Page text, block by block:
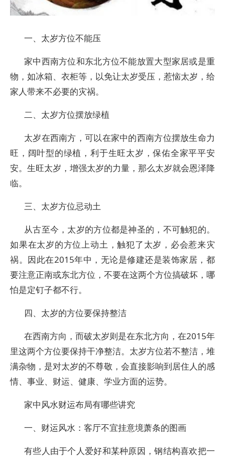
一、太岁方位不能压
家中西南方位和东北方位不能放置大型家居或是重
物，如冰箱、衣柜等，以免让太岁受压，惹恼太岁，给
家人带来不必要的灾祸。
二、太岁方位摆放绿植
太岁在西南方，可以在家中的西南方位摆放生命力
旺，阔叶型的绿植，利于生旺太岁，保佑全家平平安
安。生旺太岁，增强太岁的力量，那么太岁就会恩泽降
临。
三、太岁方位忌动土
从古至今，太岁的方位都是神圣的，不可触犯的。
如果在太岁的方位上动土，触犯了太岁，必会惹来灾
祸。因此在2015年中，无论是修建还是装饰家居，都
要注意正南或东北方位，不要在这两个方位搞破坏，哪
怕是定钉子都不行。
四、太岁的方位要保持整洁
在西南方向，而破太岁则是在东北方向，在2015年
里这两个方位要保持干净整洁。太岁方位若不整洁，堆
满杂物，是对太岁的不尊敬，会直接影响到居住人的感
情、事业、财运、健康、学业方面的运势。
家中风水财运布局有哪些讲究
一、财运风水：客厅不宜挂意境萧条的图画
有些人由于个人爱好和某种原因，钢结构喜欢把一